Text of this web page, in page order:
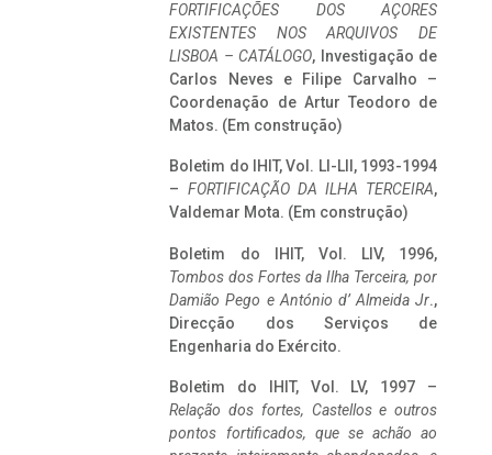
FORTIFICAÇÕES DOS AÇORES
EXISTENTES NOS ARQUIVOS DE
LISBOA – CATÁLOGO, Investigação de
Carlos Neves e Filipe Carvalho –
Coordenação de Artur Teodoro de
Matos. (Em construção)
Boletim do IHIT, Vol. LI-LII, 1993-1994
– FORTIFICAÇÃO DA ILHA TERCEIRA,
Valdemar Mota. (Em construção)
Boletim do IHIT, Vol. LIV, 1996,
Tombos dos Fortes da Ilha Terceira, por
Damião Pego e António d’ Almeida Jr.,
Direcção dos Serviços de
Engenharia do Exército.
Boletim do IHIT, Vol. LV, 1997 –
Relação dos fortes, Castellos e outros
pontos fortificados, que se achão ao